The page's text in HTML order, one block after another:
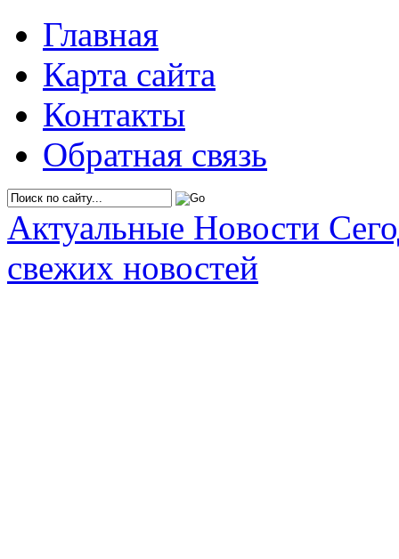
Главная
Карта сайта
Контакты
Обратная связь
Актуальные Новости
свежих новостей